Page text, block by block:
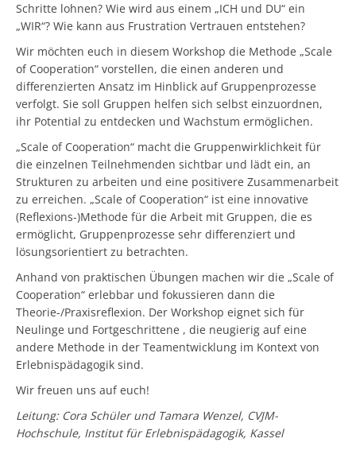
Schritte lohnen? Wie wird aus einem „ICH und DU“ ein
„WIR“? Wie kann aus Frustration Vertrauen entstehen?
Wir möchten euch in diesem Workshop die Methode „Scale
of Cooperation“ vorstellen, die einen anderen und
differenzierten Ansatz im Hinblick auf Gruppenprozesse
verfolgt. Sie soll Gruppen helfen sich selbst einzuordnen,
ihr Potential zu entdecken und Wachstum ermöglichen.
„Scale of Cooperation“ macht die Gruppenwirklichkeit für
die einzelnen Teilnehmenden sichtbar und lädt ein, an
Strukturen zu arbeiten und eine positivere Zusammenarbeit
zu erreichen. „Scale of Cooperation“ ist eine innovative
(Reflexions-)Methode für die Arbeit mit Gruppen, die es
ermöglicht, Gruppenprozesse sehr differenziert und
lösungsorientiert zu betrachten.
Anhand von praktischen Übungen machen wir die „Scale of
Cooperation“ erlebbar und fokussieren dann die
Theorie-/Praxisreflexion. Der Workshop eignet sich für
Neulinge und Fortgeschrittene , die neugierig auf eine
andere Methode in der Teamentwicklung im Kontext von
Erlebnispädagogik sind.
Wir freuen uns auf euch!
Leitung: Cora Schüler und Tamara Wenzel, CVJM-
Hochschule, Institut für Erlebnispädagogik, Kassel